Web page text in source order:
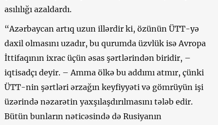
asılılığı azaldardı.
“Azərbaycan artıq uzun illərdir ki, özünün ÜTT-yə
daxil olmasını uzadır, bu qurumda üzvlük isə Avropa
İttifaqının ixrac üçün əsas şərtlərindən biridir, –
iqtisadçı deyir. – Amma ölkə bu addımı atmır, çünki
ÜTT-nin şərtləri ərzağın keyfiyyəti və gömrüyün işi
üzərində nəzarətin yaxşılaşdırılmasını tələb edir.
Bütün bunların nəticəsində də Rusiyanın